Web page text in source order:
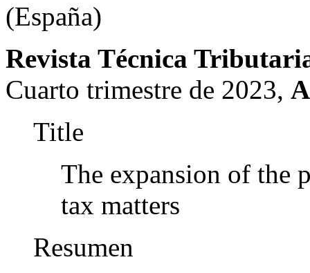
(España)
Revista Técnica
Cuarto trimestre de 2023,
Title
The expansion of the
tax matters
Resumen